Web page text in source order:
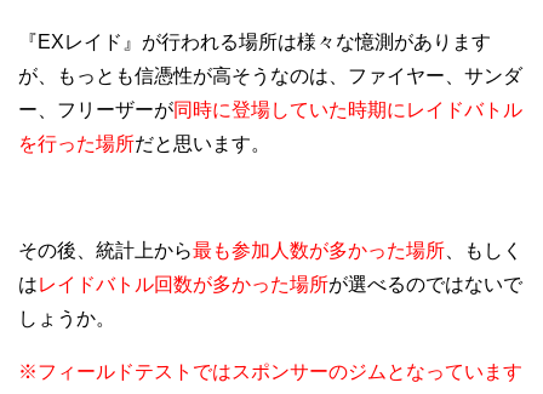
『EXレイド』が行われる場所は様々な憶測があります
が、もっとも信憑性が高そうなのは、ファイヤー、サンダ
ー、フリーザーが同時に登場していた時期にレイドバトル
を行った場所だと思います。
その後、統計上から最も参加人数が多かった場所 、もしく
はレイドバトル回数が多かった場所が選べるのではないで
しょうか。
※フィールドテストではスポンサーのジムとなっています